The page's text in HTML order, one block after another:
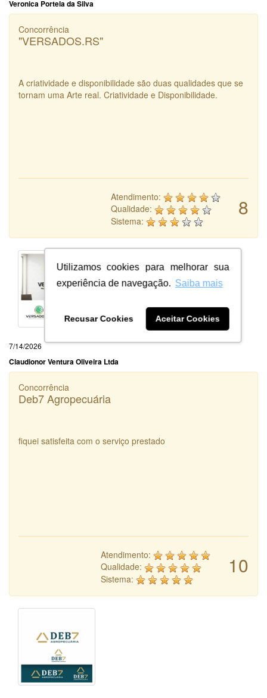
Utilizamos cookies para melhorar sua
experiência de navegação. Saiba mais
Recusar Cookies Aceitar Cookies
Veronica Portela da Silva
Concorrência
"VERSADOS.RS"
A criatividade e disponibilidade são duas qualidades que se
tornam uma Arte real. Criatividade e Disponibilidade.
8
Atendimento:
Qualidade:
Sistema:
7/14/2026
Claudionor Ventura Oliveira Ltda
Concorrência
Deb7 Agropecuária
fiquei satisfeita com o serviço prestado
10
Atendimento:
Qualidade:
Sistema: